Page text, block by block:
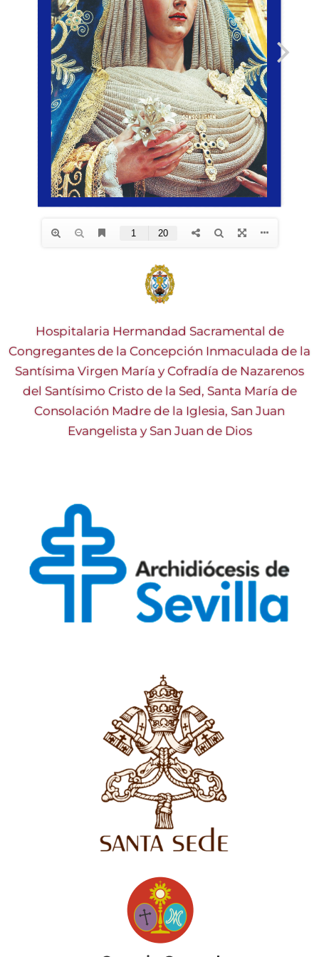
Hospitalaria Hermandad Sacramental de
Congregantes de la Concepción Inmaculada de la
Santísima Virgen María y Cofradía de Nazarenos
del Santísimo Cristo de la Sed, Santa María de
Consolación Madre de la Iglesia, San Juan
Evangelista y San Juan de Dios